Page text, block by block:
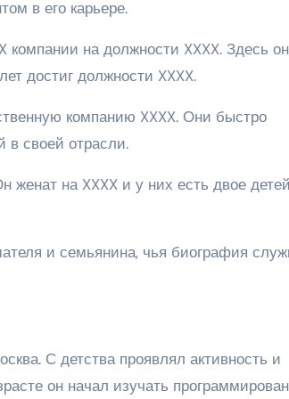
в его карьере.
на должности XXXX. Здесь он
достиг должности XXXX.
компанию XXXX. Они быстро
в своей отрасли.
на XXXX и у них есть двое
и семьянина, чья биография
С детства проявлял активность и
он начал изучать